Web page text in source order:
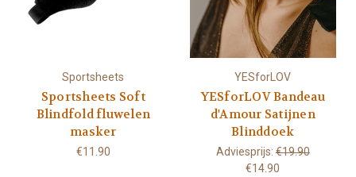
Sportsheets
Sportsheets Soft
Blindfold fluwelen
masker
€11.90
YESforLOV
YESforLOV Bandeau
d'Amour Satijnen
Blinddoek
Adviesprijs:€19.90
€14.90